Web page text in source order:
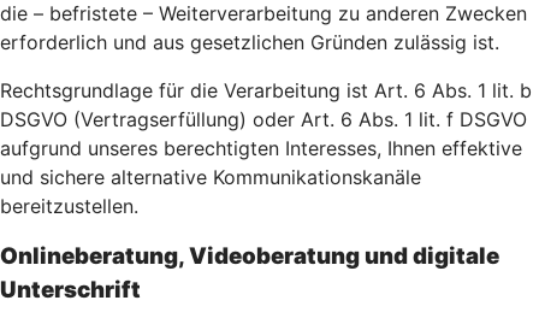
die – befristete – Weiterverarbeitung zu anderen Zwecken
erforderlich und aus gesetzlichen Gründen zulässig ist.
Rechtsgrundlage für die Verarbeitung ist Art. 6 Abs. 1 lit. b
DSGVO (Vertragserfüllung) oder Art. 6 Abs. 1 lit. f DSGVO
aufgrund unseres berechtigten Interesses, Ihnen effektive
und sichere alternative Kommunikationskanäle
bereitzustellen.
Onlineberatung, Videoberatung und digitale
Unterschrift